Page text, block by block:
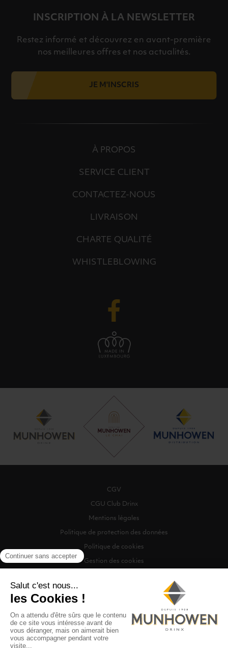
INSCRIPTION À LA NEWSLETTER
Restez informé et découvrez en avant-première
nos meilleures offres et nos actualités.
JE M'INSCRIS
À PROPOS
SERVICE CLIENT
CONTACTEZ-NOUS
LIVRAISON
CHARTE QUALITÉ
WHISTLEBLOWING
CGV
CGU Club Drinx
Mentions légales
Politique de protection des données
Politique de cookies
Gestion des cookies
©2026 Munhowen Drinx / Tous droits réservés
Digitalised by